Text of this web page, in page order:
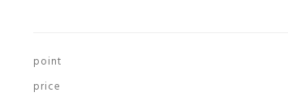
p o i n t
p r i c e